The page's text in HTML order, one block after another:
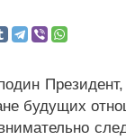
Президент,
будущих